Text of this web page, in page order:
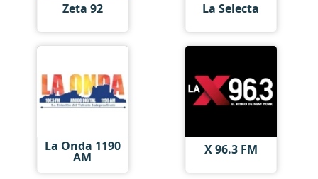
Zeta 92 La Selecta
La Onda 1190
AM X 96.3 FM